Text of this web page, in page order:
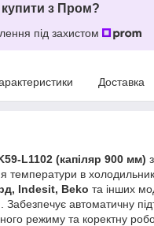
з Пром?
під захистом
Доставка
L1102 (капіляр 900 мм)
температури в
Indesit, Beko та інших
Забезпечує автоматичну
режиму та коректну